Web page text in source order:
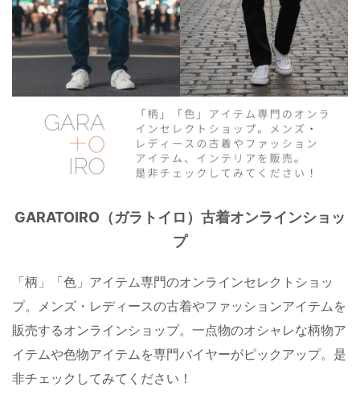
GARATOIRO（ガラトイロ）古着オンラインショッ
プ
「柄」「色」アイテム専門のオンラインセレクトショッ
プ。メンズ・レディースの古着やファッションアイテムを
販売するオンラインショップ。一点物のオシャレな柄物ア
イテムや色物アイテムを専門バイヤーがピックアップ。是
非チェックしてみてください！